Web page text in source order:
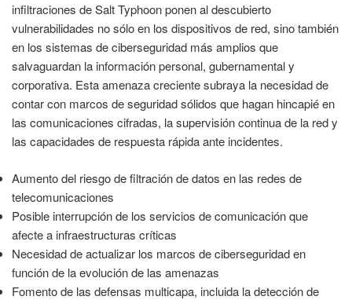
infiltraciones de Salt Typhoon ponen al descubierto
vulnerabilidades no sólo en los dispositivos de red, sino también
en los sistemas de ciberseguridad más amplios que
salvaguardan la información personal, gubernamental y
corporativa. Esta amenaza creciente subraya la necesidad de
contar con marcos de seguridad sólidos que hagan hincapié en
las comunicaciones cifradas, la supervisión continua de la red y
las capacidades de respuesta rápida ante incidentes.
Aumento del riesgo de filtración de datos en las redes de
telecomunicaciones
Posible interrupción de los servicios de comunicación que
afecte a infraestructuras críticas
Necesidad de actualizar los marcos de ciberseguridad en
función de la evolución de las amenazas
Fomento de las defensas multicapa, incluida la detección de